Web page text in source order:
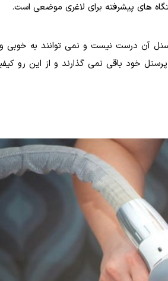
های پیشرفته برای لاغری موضعی است.
آن درست نیست و نمی توانند به خوبی و
خود باقی نمی گذارند و از این رو